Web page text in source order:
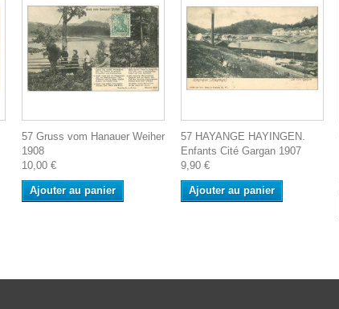
57 Gruss vom Hanauer Weiher
1908
10,00 €
Ajouter au panier
57 HAYANGE HAYINGEN.
Enfants Cité Gargan 1907
9,90 €
Ajouter au panier